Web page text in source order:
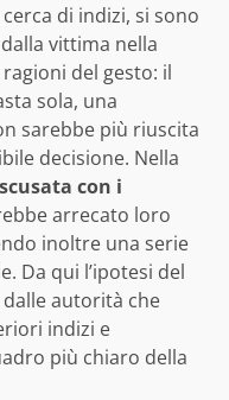
di indizi, si sono
vittima nella
del gesto: il
sola, una
sarebbe più riuscita
decisione. Nella
con i
arrecato loro
inoltre una serie
Da qui l’ipotesi del
autorità che
indizi e
più chiaro della